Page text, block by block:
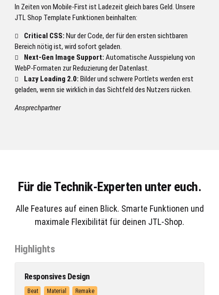
In Zeiten von Mobile-First ist Ladezeit gleich bares Geld. Unsere
JTL Shop Template Funktionen beinhalten:
Critical CSS: Nur der Code, der für den ersten sichtbaren
Bereich nötig ist, wird sofort geladen.
Next-Gen Image Support: Automatische Ausspielung von
WebP-Formaten zur Reduzierung der Datenlast.
Lazy Loading 2.0: Bilder und schwere Portlets werden erst
geladen, wenn sie wirklich in das Sichtfeld des Nutzers rücken.
Ansprechpartner
Für die Technik-Experten unter euch.
Alle Features auf einen Blick. Smarte Funktionen und
maximale Flexibilität für deinen JTL-Shop.
Highlights
Responsives Design
Beat Material Remake